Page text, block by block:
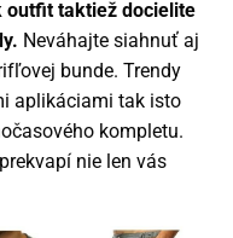
outfit taktiež docielite
Neváhajte siahnuť aj
bunde. Trendy
aplikáciami tak isto
kompletu.
nie len vás